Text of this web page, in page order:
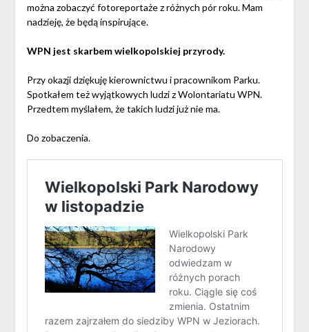
można zobaczyć fotoreportaże z różnych pór roku. Mam
nadzieję, że będą inspirujące.
WPN jest skarbem wielkopolskiej przyrody.
Przy okazji dziękuję kierownictwu i pracownikom Parku.
Spotkałem też wyjątkowych ludzi z Wolontariatu WPN.
Przedtem myślałem, że takich ludzi już nie ma.
Do zobaczenia.